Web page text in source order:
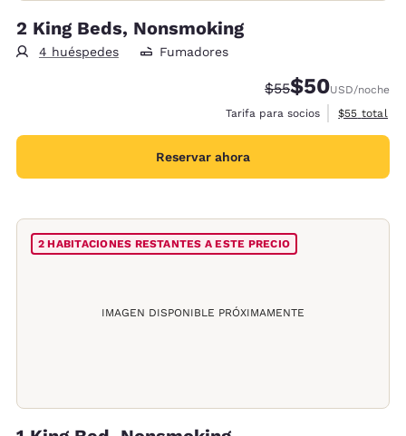
2 King Beds, Nonsmoking
4 huéspedes Fumadores
Precio tachado:
$55Precio con
$50USD/noche
Tarifa para socios
Ver
$55 total
Reservar ahora
IMAGEN DISPONIBLE PRÓXIMAMENTE
2 HABITACIONES RESTANTES A ESTE PRECIO